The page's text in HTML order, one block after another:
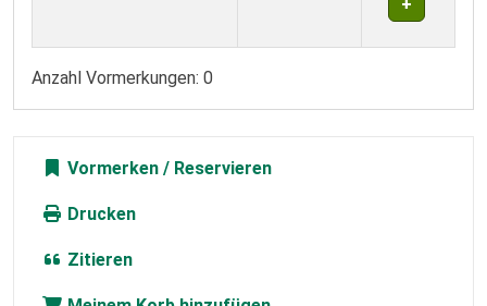
Anzahl Vormerkungen: 0
Vormerken
Drucken
Zitieren